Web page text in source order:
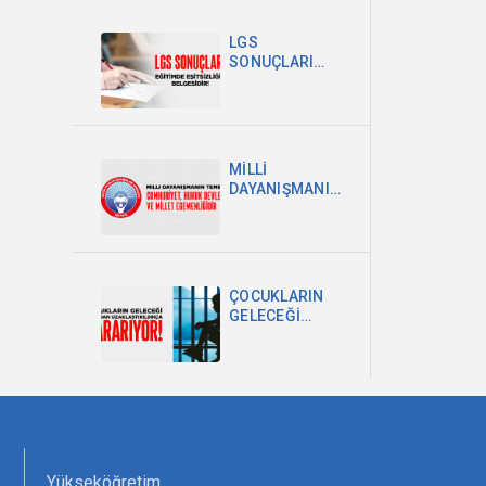
ŞARTTIR
LGS
SONUÇLARI
MİLLİ
DAYANIŞMANIN
MİLLET
EGEMENLİĞİDİR
ÇOCUKLARIN
GELECEĞİ